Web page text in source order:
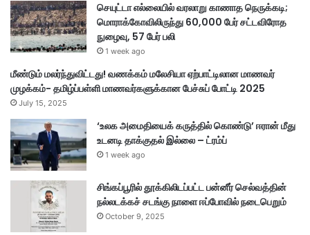
செயுட்டா எல்லையில் வரலாறு காணாத நெருக்கடி;
மொராக்கோவிலிருந்து 60,000 பேர் சட்டவிரோத
நுழைவு, 57 பேர் பலி
1 week ago
மீண்டும் மலர்ந்துவிட்டது! வணக்கம் மலேசியா ஏற்பாட்டிலான மாணவர்
முழக்கம்- தமிழ்ப்பள்ளி மாணவர்களுக்கான பேச்சுப் போட்டி 2025
July 15, 2025
‘உலக அமைதியைக் கருத்தில் கொண்டு’ ஈரான் மீது
உடனடி தாக்குதல் இல்லை – ட்ரம்ப்
1 week ago
சிங்கப்பூரில் தூக்கிலிடப்பட்ட பன்னீர் செல்வத்தின்
நல்லடக்கச் சடங்கு நாளை ஈப்போவில் நடைபெறும்
October 9, 2025